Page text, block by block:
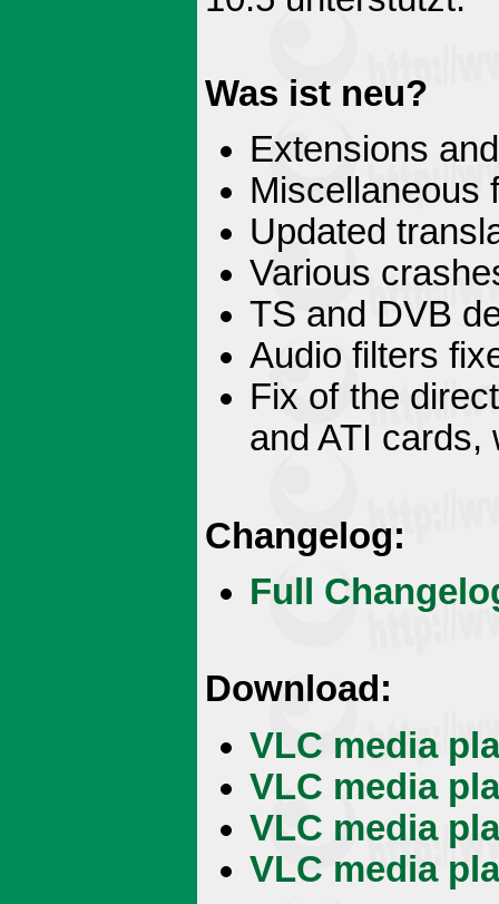
Was ist neu?
Extensions
Miscellaneous
Updated
Various
TS and DVB
Audio filters
Fix of the
and ATI cards,
Changelog:
Full
Download:
VLC media
VLC media
VLC media
VLC media